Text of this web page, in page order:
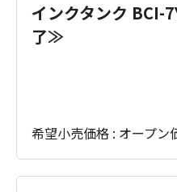
インクタンク BCI-
了≫
希望小売価格 : オープン